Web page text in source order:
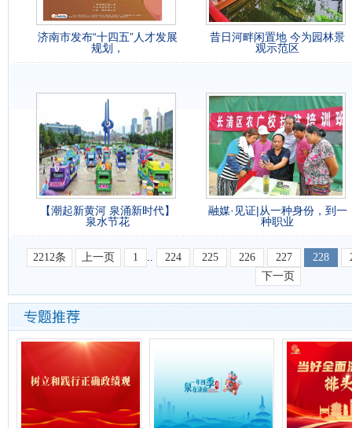
济南市发布“十四五”人才发展
规划，
昔日河畔闲置地 今为园林景
观示范区
【潮起新黄河 泉涌新时代】
泉水节花
融媒·见证|从一种身份，到一
种职业
2212条 上一页 1 .. 224 225 226 227 228
下一页